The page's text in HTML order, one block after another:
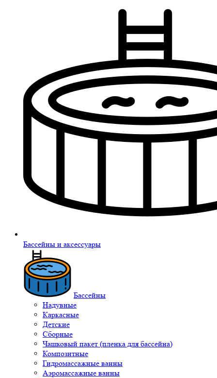
Бассейны и аксессуары
Бассейны
Надувные
Каркасные
Детские
Сборные
Чашковый пакет (пленка для бассейна)
Композитные
Гидромассажные ванны
Аэромассажные ванны